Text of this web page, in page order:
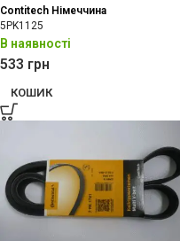
Contitech Німеччина
5PK1125
В наявності
533 грн
КОШИК